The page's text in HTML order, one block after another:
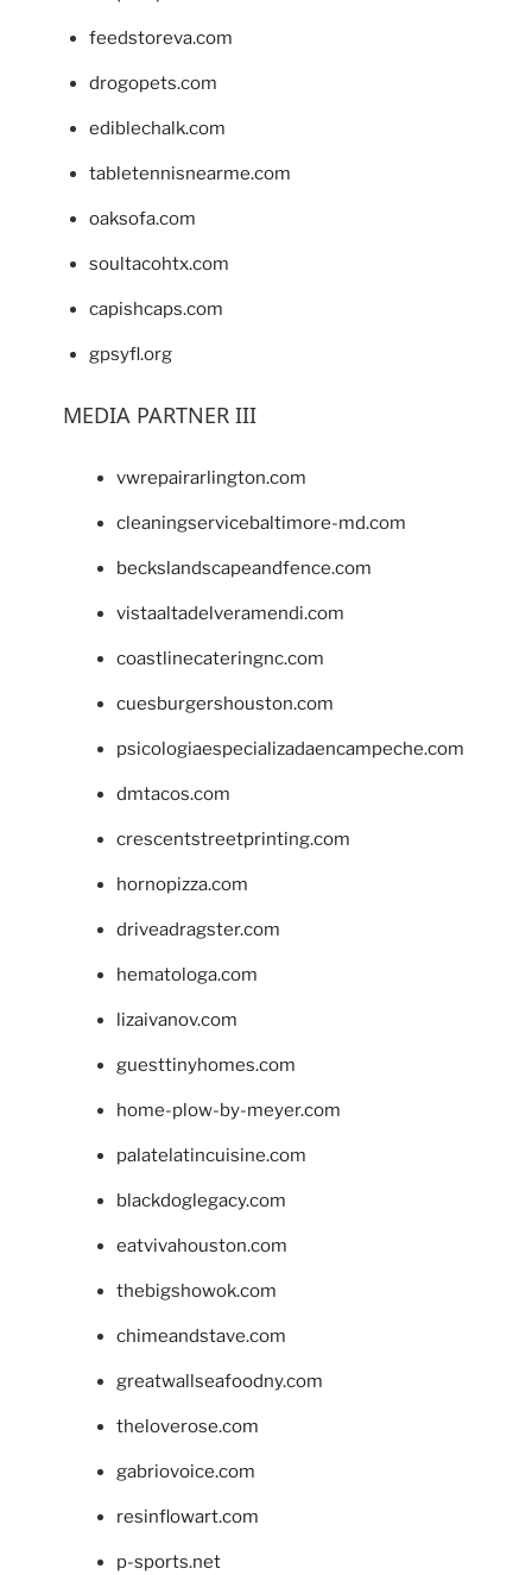
feedstoreva.com
drogopets.com
ediblechalk.com
tabletennisnearme.com
oaksofa.com
soultacohtx.com
capishcaps.com
gpsyfl.org
MEDIA PARTNER III
vwrepairarlington.com
cleaningservicebaltimore-md.com
beckslandscapeandfence.com
vistaaltadelveramendi.com
coastlinecateringnc.com
cuesburgershouston.com
psicologiaespecializadaencampeche.com
dmtacos.com
crescentstreetprinting.com
hornopizza.com
driveadragster.com
hematologa.com
lizaivanov.com
guesttinyhomes.com
home-plow-by-meyer.com
palatelatincuisine.com
blackdoglegacy.com
eatvivahouston.com
thebigshowok.com
chimeandstave.com
greatwallseafoodny.com
theloverose.com
gabriovoice.com
resinflowart.com
p-sports.net